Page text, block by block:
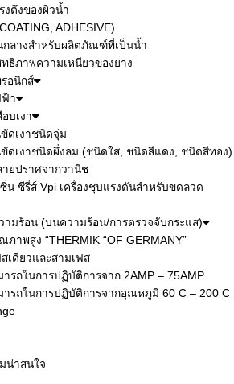
งตึงของผิวน้ำ
ADHESIVE)
กลางสำหรับผลิตภัณฑ์ที่เป็นน้ำ
ทธิภาพความเหนียวของยาง
อนิกส์
ฟ้า
บเงา
ดเงาชนิดจุ่ม
ดเงาชนิดผึ่งลม (ชนิดใส, ชนิดสีแดง, ชนิดสีทอง)
ายปราศจากวานิช
น ซีรี่ส์ Vpi เครื่องชุบแรงดันสำหรับขดลวด
ามร้อน (บนความร้อน/การตรวจจับกระแส)
าพสูง “THERMIK “OF GERMANY”
เดียวและสามเฟส
รถในการปฏิบัติการจาก 2AMP – 75AMP
ารถในการปฏิบัติการจากอุณหภูมิ 60 C – 200 C
น่าสนใจ